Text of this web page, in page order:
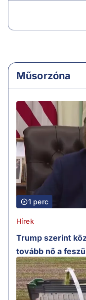
Műsorzóna
1 perc
Hírek
Trump szerint
tovább nő a